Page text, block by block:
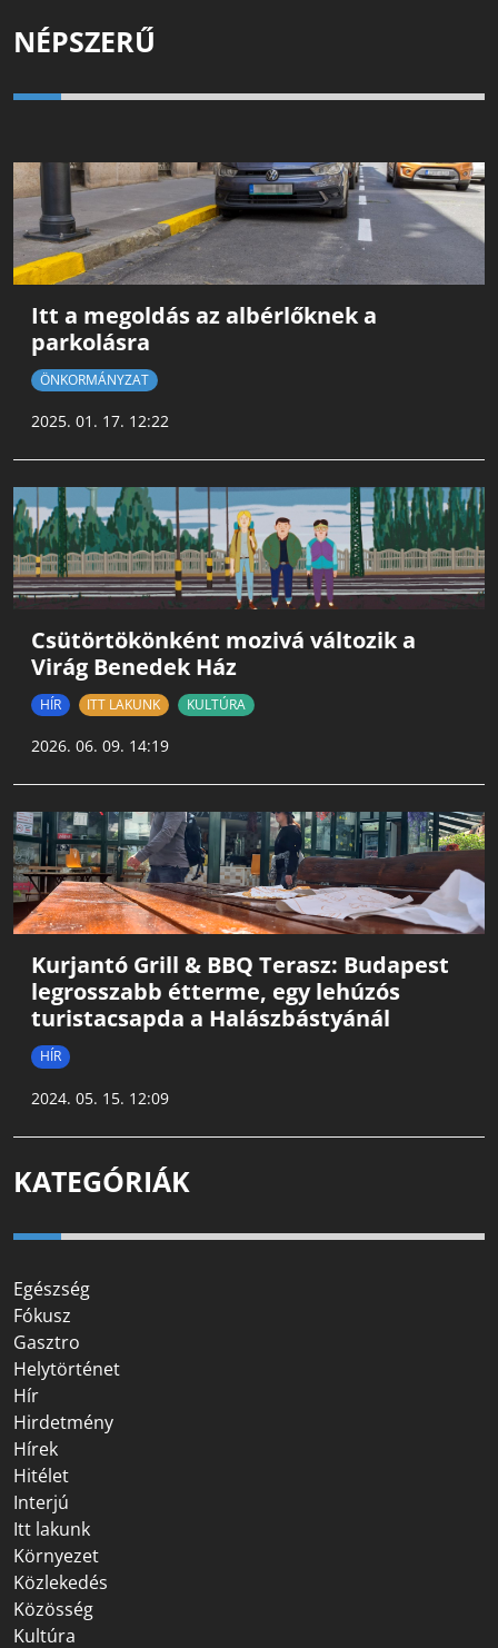
NÉPSZERŰ
Itt a megoldás az albérlőknek a
parkolásra
ÖNKORMÁNYZAT
2025. 01. 17. 12:22
Csütörtökönként mozivá változik a
Virág Benedek Ház
HÍR ITT LAKUNK KULTÚRA
2026. 06. 09. 14:19
Kurjantó Grill & BBQ Terasz: Budapest
legrosszabb étterme, egy lehúzós
turistacsapda a Halászbástyánál
HÍR
2024. 05. 15. 12:09
KATEGÓRIÁK
Egészség
Fókusz
Gasztro
Helytörténet
Hír
Hirdetmény
Hírek
Hitélet
Interjú
Itt lakunk
Környezet
Közlekedés
Közösség
Kultúra